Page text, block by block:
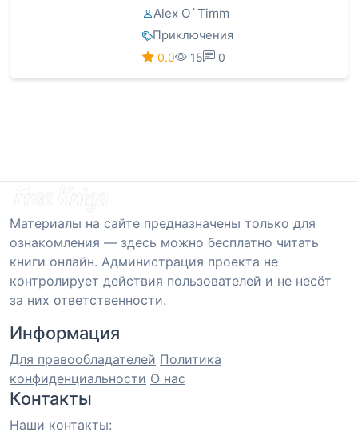
Alex O`Timm
Приключения
0.0 15 0
Материалы на сайте предназначены только для
ознакомления — здесь можно бесплатно читать
книги онлайн. Администрация проекта не
контролирует действия пользователей и не несёт
за них ответственности.
Информация
Для правообладателей Политика
конфиденциальности О нас
Контакты
Наши контакты: